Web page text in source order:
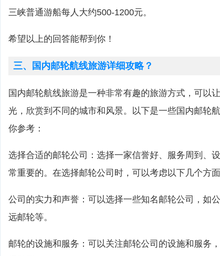
三峡普通游船每人大约500-1200元。
希望以上的回答能帮到你！
三、国内邮轮航线旅游详细攻略？
国内邮轮航线旅游是一种非常有趣的旅游方式，可以
光，欣赏到不同的城市和风景。以下是一些国内邮轮
你参考：
选择合适的邮轮公司：选择一家信誉好、服务周到、
常重要的。在选择邮轮公司时，可以考虑以下几个方
公司的实力和声誉：可以选择一些知名邮轮公司，如
远邮轮等。
邮轮的设施和服务：可以关注邮轮公司的设施和服务